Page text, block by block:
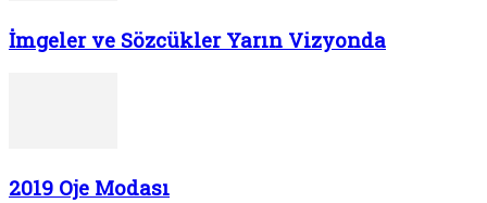
İmgeler ve Sözcükler Yarın Vizyonda
2019 Oje Modası